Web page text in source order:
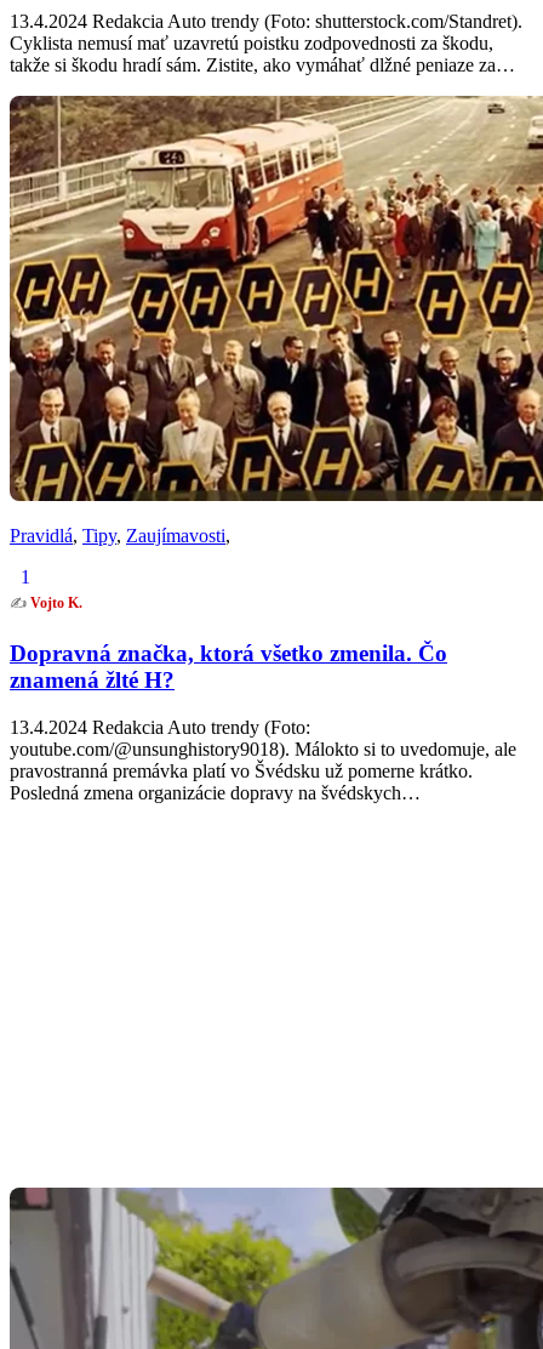
13.4.2024 Redakcia Auto trendy (Foto: shutterstock.com/Standret).
Cyklista nemusí mať uzavretú poistku zodpovednosti za škodu,
takže si škodu hradí sám. Zistite, ako vymáhať dlžné peniaze za…
Pravidlá, Tipy, Zaujímavosti,
1
✍️ Vojto K.
Dopravná značka, ktorá všetko zmenila. Čo
znamená žlté H?
13.4.2024 Redakcia Auto trendy (Foto:
youtube.com/@unsunghistory9018). Málokto si to uvedomuje, ale
pravostranná premávka platí vo Švédsku už pomerne krátko.
Posledná zmena organizácie dopravy na švédskych…